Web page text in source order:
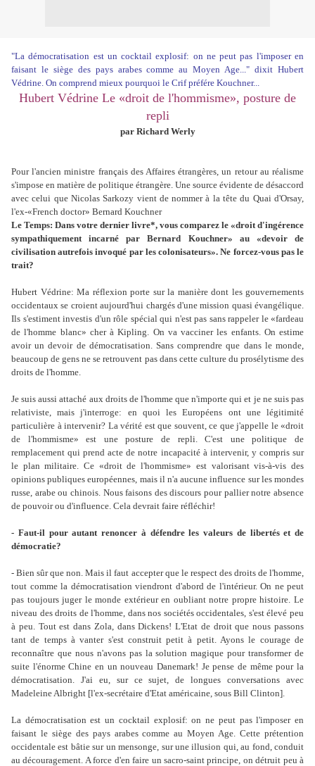
"La démocratisation est un cocktail explosif: on ne peut pas l'imposer en
faisant le siège des pays arabes comme au Moyen Age..." dixit Hubert
Védrine. On comprend mieux pourquoi le Crif préfére Kouchner...
Hubert Védrine Le «droit de l'hommisme», posture de
repli
par Richard Werly
Pour l'ancien ministre français des Affaires étrangères, un retour au réalisme
s'impose en matière de politique étrangère. Une source évidente de désaccord
avec celui que Nicolas Sarkozy vient de nommer à la tête du Quai d'Orsay,
l'ex-«French doctor» Bernard Kouchner
Le Temps: Dans votre dernier livre*, vous comparez le «droit d'ingérence
sympathiquement incarné par Bernard Kouchner» au «devoir de
civilisation autrefois invoqué par les colonisateurs». Ne forcez-vous pas le
trait?
Hubert Védrine: Ma réflexion porte sur la manière dont les gouvernements
occidentaux se croient aujourd'hui chargés d'une mission quasi évangélique.
Ils s'estiment investis d'un rôle spécial qui n'est pas sans rappeler le «fardeau
de l'homme blanc» cher à Kipling. On va vacciner les enfants. On estime
avoir un devoir de démocratisation. Sans comprendre que dans le monde,
beaucoup de gens ne se retrouvent pas dans cette culture du prosélytisme des
droits de l'homme.
Je suis aussi attaché aux droits de l'homme que n'importe qui et je ne suis pas
relativiste, mais j'interroge: en quoi les Européens ont une légitimité
particulière à intervenir? La vérité est que souvent, ce que j'appelle le «droit
de l'hommisme» est une posture de repli. C'est une politique de
remplacement qui prend acte de notre incapacité à intervenir, y compris sur
le plan militaire. Ce «droit de l'hommisme» est valorisant vis-à-vis des
opinions publiques européennes, mais il n'a aucune influence sur les mondes
russe, arabe ou chinois. Nous faisons des discours pour pallier notre absence
de pouvoir ou d'influence. Cela devrait faire réfléchir!
- Faut-il pour autant renoncer à défendre les valeurs de libertés et de
démocratie?
- Bien sûr que non. Mais il faut accepter que le respect des droits de l'homme,
tout comme la démocratisation viendront d'abord de l'intérieur. On ne peut
pas toujours juger le monde extérieur en oubliant notre propre histoire. Le
niveau des droits de l'homme, dans nos sociétés occidentales, s'est élevé peu
à peu. Tout est dans Zola, dans Dickens! L'Etat de droit que nous passons
tant de temps à vanter s'est construit petit à petit. Ayons le courage de
reconnaître que nous n'avons pas la solution magique pour transformer de
suite l'énorme Chine en un nouveau Danemark! Je pense de même pour la
démocratisation. J'ai eu, sur ce sujet, de longues conversations avec
Madeleine Albright [l'ex-secrétaire d'Etat américaine, sous Bill Clinton].
La démocratisation est un cocktail explosif: on ne peut pas l'imposer en
faisant le siège des pays arabes comme au Moyen Age. Cette prétention
occidentale est bâtie sur un mensonge, sur une illusion qui, au fond, conduit
au découragement. A force d'en faire un sacro-saint principe, on détruit peu à